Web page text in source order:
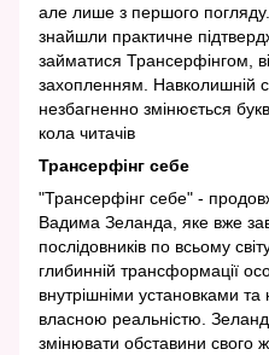
але лише з першого погляду.
знайшли практичне
займатися Трансерфінгом,
захопленням. Навколишній
незбагненно змінюється
кола читачів
Трансерфінг себе
"Трансерфінг себе" -
Вадима Зеланда, яке вже
послідовників по всьому
глибинній трансформації
внутрішніми установками
власною реальністю.
змінювати обставини свого